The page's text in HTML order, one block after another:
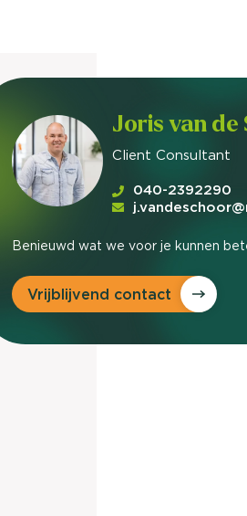
Joris van de
Client Consultant
040-2392290
Benieuwd wat we voor je kunnen
Vrijblijvend contact